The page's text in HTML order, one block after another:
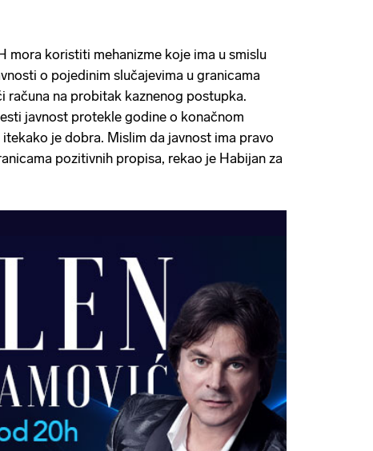
mora koristiti mehanizme koje ima u smislu
o pojedinim slučajevima u granicama
računa na probitak kaznenog postupka.
javnost protekle godine o konačnom
je dobra. Mislim da javnost ima pravo
pozitivnih propisa, rekao je Habijan za